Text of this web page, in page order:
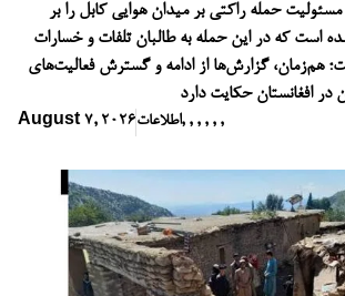
حمله راکتی بر میدان هوایی کابل را بر
است که در این حمله به طالبان تلفات و خسارات
هم‌زمان، گزارش‌ها از ادامه و گسترش فعالیت‌های
در افغانستان حکایت دارد
August 7, 2026اطلاعات, , , , , ,